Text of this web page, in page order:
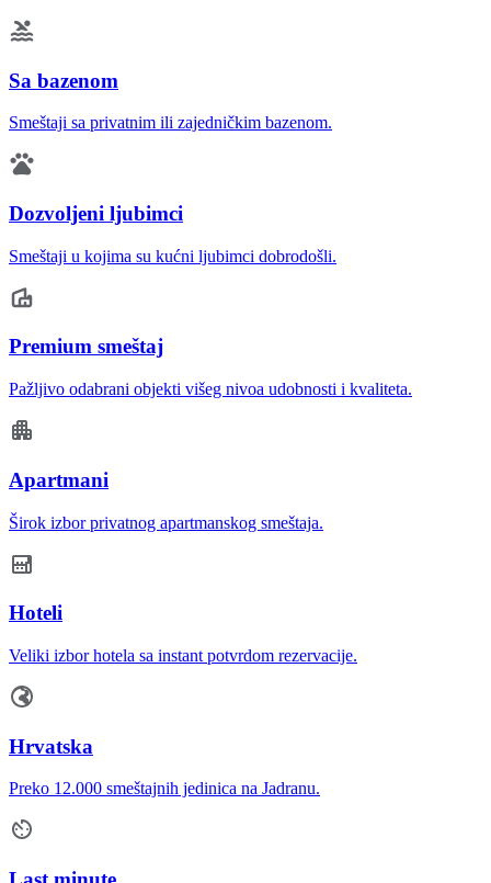
Sa bazenom
Smeštaji sa privatnim ili zajedničkim bazenom.
Dozvoljeni ljubimci
Smeštaji u kojima su kućni ljubimci dobrodošli.
Premium smeštaj
Pažljivo odabrani objekti višeg nivoa udobnosti i kvaliteta.
Apartmani
Širok izbor privatnog apartmanskog smeštaja.
Hoteli
Veliki izbor hotela sa instant potvrdom rezervacije.
Hrvatska
Preko 12.000 smeštajnih jedinica na Jadranu.